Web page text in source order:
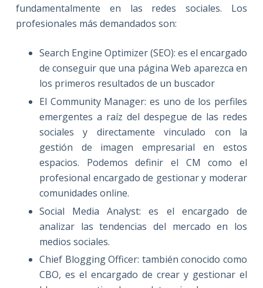
fundamentalmente en las redes sociales. Los
profesionales más demandados son:
Search Engine Optimizer (SEO): es el encargado
de conseguir que una página Web aparezca en
los primeros resultados de un buscador
El Community Manager: es uno de los perfiles
emergentes a raíz del despegue de las redes
sociales y directamente vinculado con la
gestión de imagen empresarial en estos
espacios. Podemos definir el CM como el
profesional encargado de gestionar y moderar
comunidades online.
Social Media Analyst: es el encargado de
analizar las tendencias del mercado en los
medios sociales.
Chief Blogging Officer: también conocido como
CBO, es el encargado de crear y gestionar el